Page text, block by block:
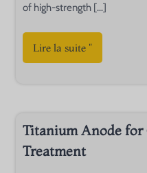
of high-strength […]
Lire la suite "
Titanium Anode for
Treatment